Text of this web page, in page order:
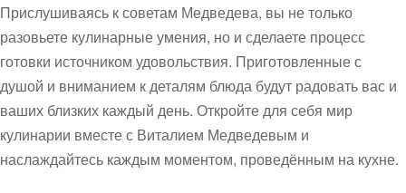
Прислушиваясь к советам Медведева, вы не только
разовьете кулинарные умения, но и сделаете процесс
готовки источником удовольствия. Приготовленные с
душой и вниманием к деталям блюда будут радовать вас и
ваших близких каждый день. Откройте для себя мир
кулинарии вместе с Виталием Медведевым и
наслаждайтесь каждым моментом, проведённым на кухне.